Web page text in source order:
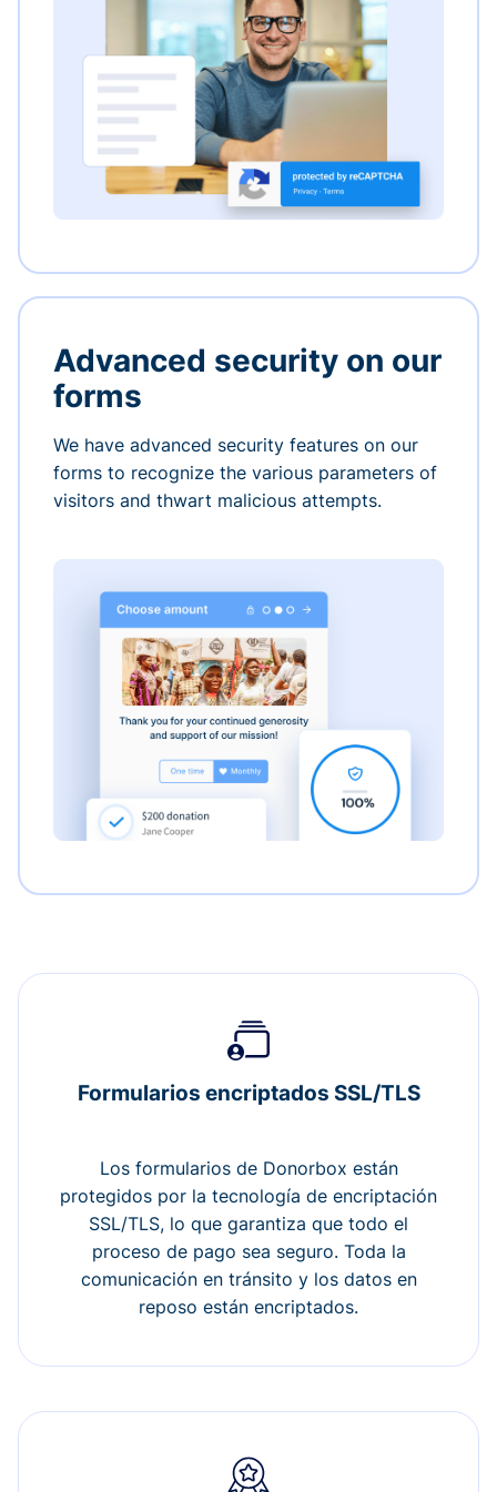
Advanced security on our
forms
We have advanced security features on our
forms to recognize the various parameters of
visitors and thwart malicious attempts.
Formularios encriptados SSL/TLS
Los formularios de Donorbox están
protegidos por la tecnología de encriptación
SSL/TLS, lo que garantiza que todo el
proceso de pago sea seguro. Toda la
comunicación en tránsito y los datos en
reposo están encriptados.